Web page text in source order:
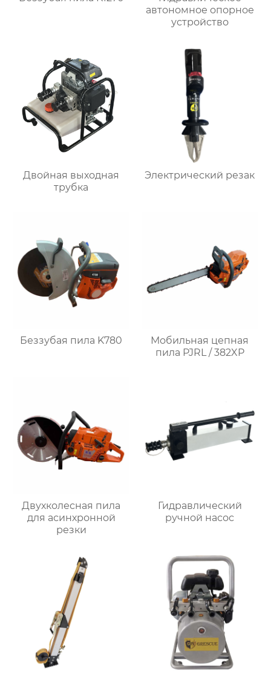
автономное опорное
устройство
Двойная выходная
трубка
Электрический резак
Беззубая пила K780
Мобильная цепная
пила PJRL / 382XP
Двухколесная пила
для асинхронной
резки
Гидравлический
ручной насос